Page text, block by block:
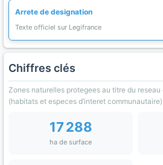
Arrete de designation
Texte officiel sur Legifrance
Chiffres clés
Zones naturelles protegees au titre du
(habitats et especes d’interet communautaire).
17 288
ha de surface